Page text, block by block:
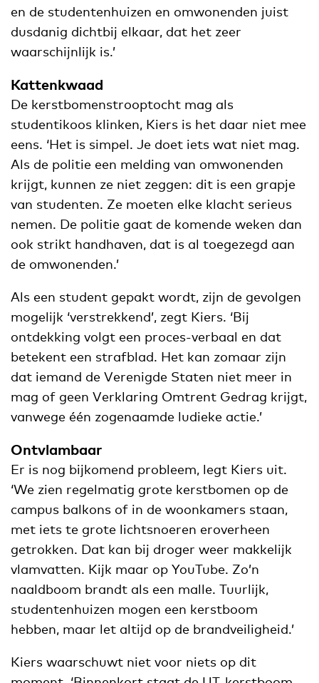
en de studentenhuizen en omwonenden juist
dusdanig dichtbij elkaar, dat het zeer
waarschijnlijk is.’
Kattenkwaad
De kerstbomenstrooptocht mag als
studentikoos klinken, Kiers is het daar niet mee
eens. ‘Het is simpel. Je doet iets wat niet mag.
Als de politie een melding van omwonenden
krijgt, kunnen ze niet zeggen: dit is een grapje
van studenten. Ze moeten elke klacht serieus
nemen. De politie gaat de komende weken dan
ook strikt handhaven, dat is al toegezegd aan
de omwonenden.’
Als een student gepakt wordt, zijn de gevolgen
mogelijk ‘verstrekkend’, zegt Kiers. ‘Bij
ontdekking volgt een proces-verbaal en dat
betekent een strafblad. Het kan zomaar zijn
dat iemand de Verenigde Staten niet meer in
mag of geen Verklaring Omtrent Gedrag krijgt,
vanwege één zogenaamde ludieke actie.’
Ontvlambaar
Er is nog bijkomend probleem, legt Kiers uit.
‘We zien regelmatig grote kerstbomen op de
campus balkons of in de woonkamers staan,
met iets te grote lichtsnoeren eroverheen
getrokken. Dat kan bij droger weer makkelijk
vlamvatten. Kijk maar op YouTube. Zo’n
naaldboom brandt als een malle. Tuurlijk,
studentenhuizen mogen een kerstboom
hebben, maar let altijd op de brandveiligheid.’
Kiers waarschuwt niet voor niets op dit